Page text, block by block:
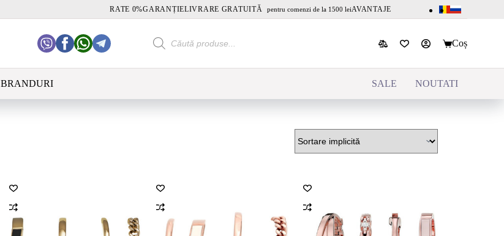
RATE 0%GARANȚIELIVRARE GRATUITĂ pentru comenzi de la 1500 leiAVANTAJE
Products
search
Coș
BRANDURI SALE NOUTATI